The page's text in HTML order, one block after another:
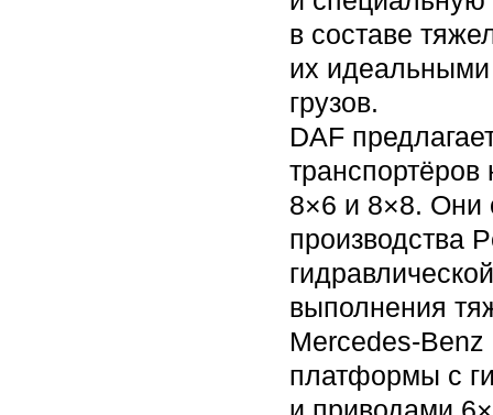
в составе
их идеальными
грузов.
DAF
8×6 и 8×8. Они
производства
выполнения
Mercedes-Benz
платформы с